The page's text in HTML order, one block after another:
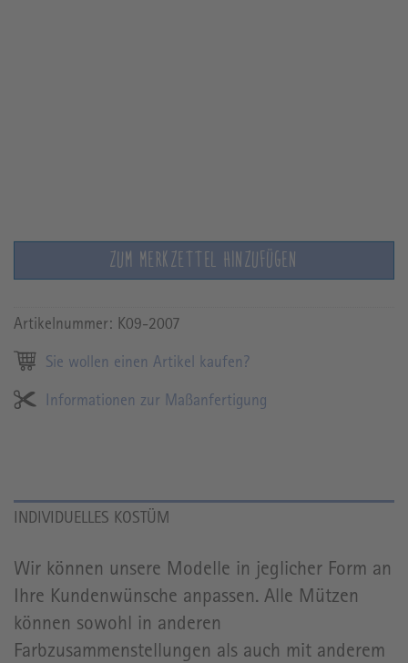
ZUM MERKZETTEL HINZUFÜGEN
Artikelnummer: K09-2007
Sie wollen einen Artikel kaufen?
Informationen zur Maßanfertigung
INDIVIDUELLES KOSTÜM
Wir können unsere Modelle in jeglicher Form an
Ihre Kundenwünsche anpassen. Alle Mützen
können sowohl in anderen
Farbzusammenstellungen als auch mit anderem